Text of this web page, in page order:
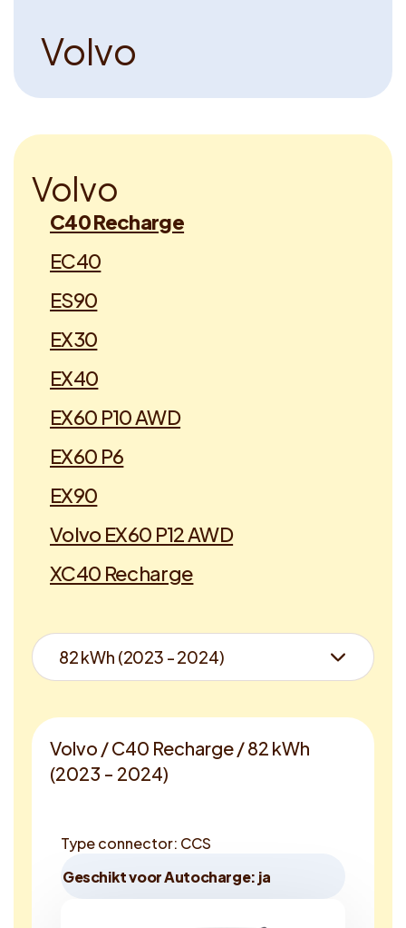
Dutch
Volvo
Volvo
C40 Recharge
EC40
ES90
EX30
EX40
EX60 P10 AWD
EX60 P6
EX90
Volvo EX60 P12 AWD
XC40 Recharge
Volvo / C40 Recharge / 82 kWh
(2023 - 2024)
Type connector: CCS
Geschikt voor Autocharge: ja